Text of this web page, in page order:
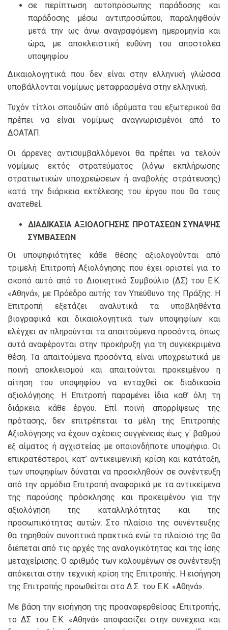
σε περίπτωση αυτοπρόσωπης παράδοσης και
παράδοσης μέσω αντιπροσώπου, παραληφθούν
μετά την ως άνω αναγραφόμενη ημερομηνία και
ώρα, με αποκλειστική ευθύνη του αποστολέα
υποψηφίου
Δικαιολογητικά που δεν είναι στην ελληνική γλώσσα
υποβάλλονται νομίμως μεταφρασμένα στην ελληνική.
Τυχόν τίτλοι σπουδών από ιδρύματα του εξωτερικού θα
πρέπει να είναι νομίμως αναγνωρισμένοι από το
ΔΟΑΤΑΠ.
Οι άρρενες αντισυμβαλλόμενοι θα πρέπει να τελούν
νομίμως εκτός στρατεύματος (λόγω εκπλήρωσης
στρατιωτικών υποχρεώσεων ή αναβολής στράτευσης)
κατά την διάρκεια εκτέλεσης του έργου που θα τους
ανατεθεί.
ΔΙΑΔΙΚΑΣΙΑ ΑΞΙΟΛΟΓΗΣΗΣ ΠΡΟΤΑΣΕΩΝ ΣΥΝΑΨΗΣ
ΣΥΜΒΑΣΕΩΝ
Οι υποψηφιότητες κάθε θέσης αξιολογούνται από
τριμελή Επιτροπή Αξιολόγησης που έχει οριστεί για το
σκοπό αυτό από το Διοικητικό Συμβούλιο (ΔΣ) του Ε.Κ.
«Αθηνά», με Πρόεδρο αυτής τον Υπεύθυνο της Πράξης. Η
Επιτροπή εξετάζει αναλυτικά τα υποβληθέντα
βιογραφικά και δικαιολογητικά των υποψηφίων και
ελέγχει αν πληρούνται τα απαιτούμενα προσόντα, όπως
αυτά αναφέρονται στην προκήρυξη για τη συγκεκριμένα
θέση. Τα απαιτούμενα προσόντα, είναι υποχρεωτικά με
ποινή αποκλεισμού και απαιτούνται προκειμένου η
αίτηση του υποψηφίου να ενταχθεί σε διαδικασία
αξιολόγησης. Η Επιτροπή παραμένει ίδια καθ’ όλη τη
διάρκεια κάθε έργου. Επί ποινή απορρίψεως της
πρότασης, δεν επιτρέπεται τα μέλη της Επιτροπής
Αξιολόγησης να έχουν σχέσεις συγγένειας έως γ΄ βαθμού
εξ αίματος ή αγχιστείας με οποιονδήποτε υποψήφιο. Οι
επικρατέστεροι, κατ’ αντικειμενική κρίση και κατάταξη,
των υποψηφίων δύναται να προσκληθούν σε συνέντευξη
από την αρμόδια Επιτροπή αναφορικά με τα αντικείμενα
της παρούσης πρόσκλησης και προκειμένου για την
αξιολόγηση της καταλληλότητας και της
προσωπικότητας αυτών. Στο πλαίσιο της συνέντευξης
θα τηρηθούν συνοπτικά πρακτικά ενώ το πλαίσιό της θα
διέπεται από τις αρχές της αναλογικότητας και της ίσης
μεταχείρισης. Ο αριθμός των καλουμένων σε συνέντευξη
απόκειται στην τεχνική κρίση της Επιτροπής. Η εισήγηση
της Επιτροπής προωθείται στο Δ.Σ. του Ε.Κ. «Αθηνά».
Με βάση την εισήγηση της προαναφερθείσας Επιτροπής,
το ΔΣ του Ε.Κ. «Αθηνά» αποφασίζει στην συνέχεια και